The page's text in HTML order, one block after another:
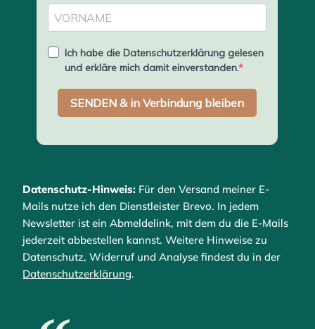
Datenschutz-Hinweis: Für den Versand meiner E-
Mails nutze ich den Dienstleister Brevo. In jedem
Newsletter ist ein Abmeldelink, mit dem du die E-Mails
jederzeit abbestellen kannst. Weitere Hinweise zu
Datenschutz, Widerruf und Analyse findest du in der
Datenschutzerklärung.